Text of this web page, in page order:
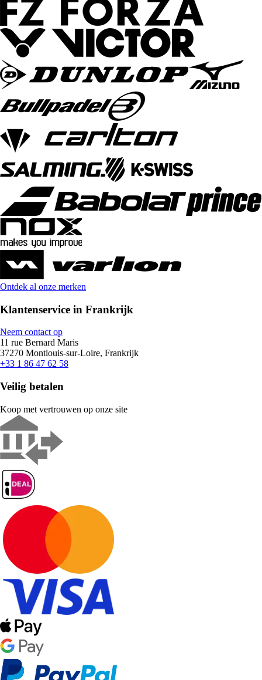
Ontdek al onze merken
Klantenservice in Frankrijk
Neem contact op
11 rue Bernard Maris
37270 Montlouis-sur-Loire, Frankrijk
+33 1 86 47 62 58
Veilig betalen
Koop met vertrouwen op onze site